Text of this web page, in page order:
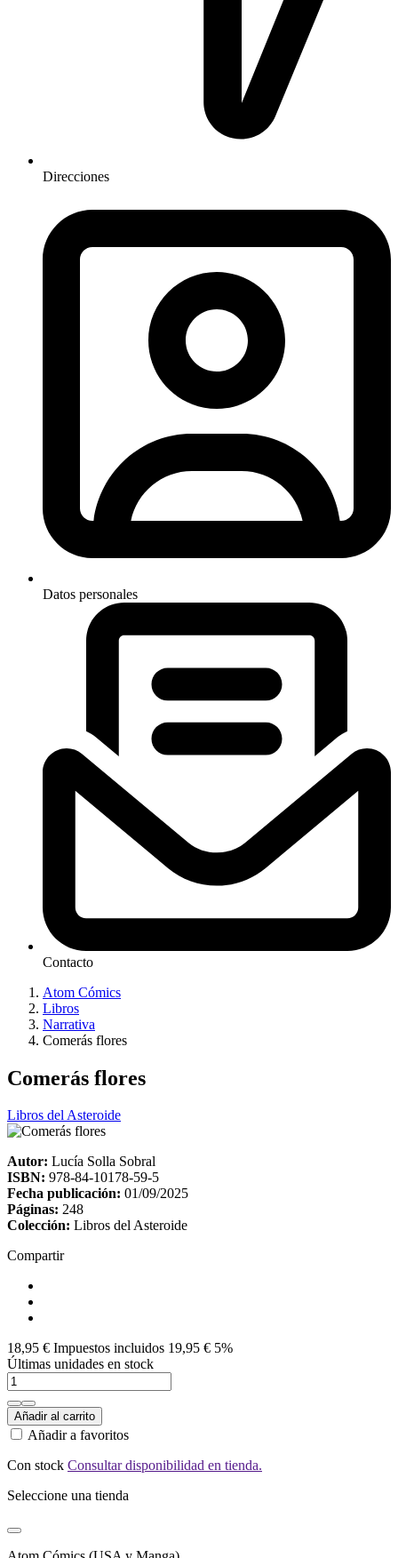
Direcciones
Datos personales
Contacto
Atom Cómics
Libros
Narrativa
Comerás flores
Comerás flores
Libros del Asteroide
Autor: Lucía Solla Sobral
ISBN: 978-84-10178-59-5
Fecha publicación: 01/09/2025
Páginas: 248
Colección: Libros del Asteroide
Compartir
18,95 € Impuestos incluidos 19,95 € 5%
Últimas unidades en stock
Añadir al carrito
Añadir a favoritos
Con stock Consultar disponibilidad en tienda.
Seleccione una tienda